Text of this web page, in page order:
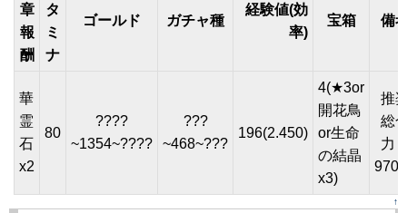
章
報
酬
タ
ミ
ナ
ゴールド ガチャ種
経験値(効
率)
宝箱 備
華
霊
石
x2
80
????
~1354~????
???
~468~???
196(2.450)
4(★3or
開花鳥
or生命
の結晶
x3)
推
総
↑